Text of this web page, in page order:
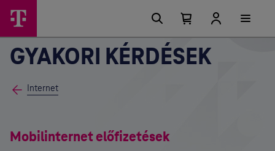
lehetőségek
Kosárban
található
elemek
száma
Kosár
GYAKORI KÉRDÉSEK
Internet
Mobilinternet előfizetések